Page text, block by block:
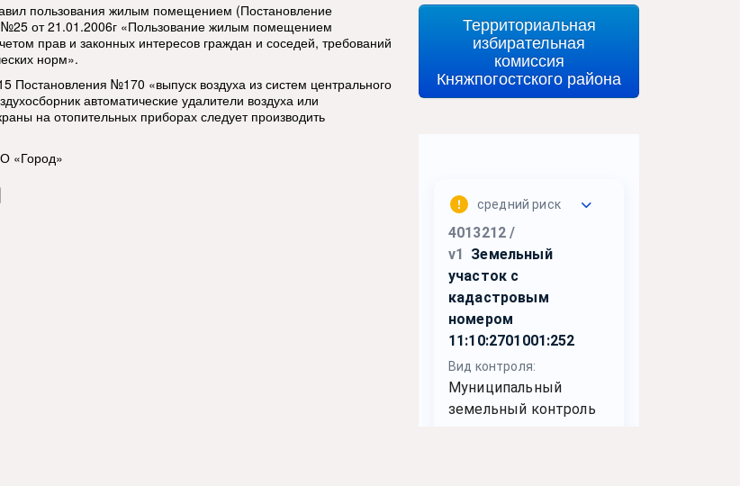
пользования жилым помещением (Постановление
от 21.01.2006г «Пользование жилым помещением
прав и законных интересов граждан и соседей, требований
норм».
Постановления №170 «выпуск воздуха из систем центрального
автоматические удалители воздуха или
на отопительных приборах следует производить
«Город»
Территориальная
избирательная
комиссия
Княжпогостского района